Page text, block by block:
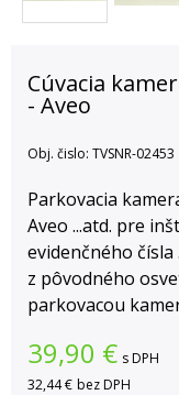
Cúvacia
- Aveo
Obj. čislo: TVSNR-02453
Parkovacia
Aveo ...atd. pre
evidenčného
z pôvodného
parkovacou
39,90 € s DPH
32,44 € bez DPH